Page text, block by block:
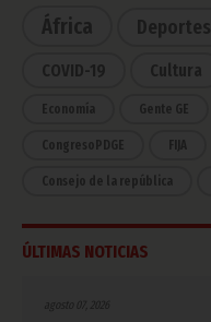
África
Deportes
COVID-19 Cultura
Economía Gente GE
CongresoPDGE FIJA
Consejo de la república
ÚLTIMAS NOTICIAS
agosto 07, 2026